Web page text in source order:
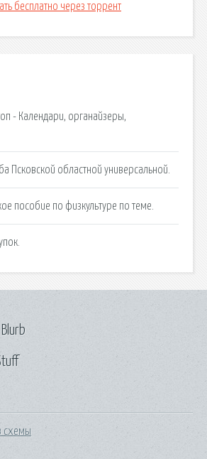
бесплатно через торрент
- Календари, органайзеры,
Псковской областной универсальной.
пособие по физкультуре по теме.
схемы